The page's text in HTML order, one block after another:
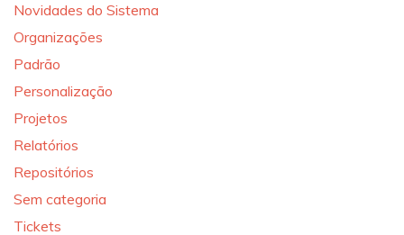
Novidades do Sistema
Organizações
Padrão
Personalização
Projetos
Relatórios
Repositórios
Sem categoria
Tickets